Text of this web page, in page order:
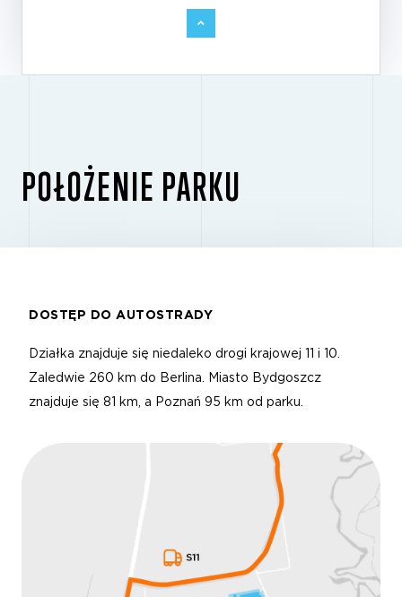
POŁOŻENIE PARKU
DOSTĘP DO AUTOSTRADY
Działka znajduje się niedaleko drogi krajowej 11 i 10.
Zaledwie 260 km do Berlina. Miasto Bydgoszcz
znajduje się 81 km, a Poznań 95 km od parku.